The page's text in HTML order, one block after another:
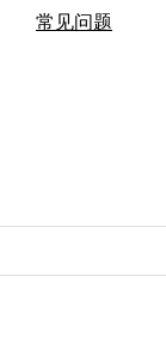
常见问题